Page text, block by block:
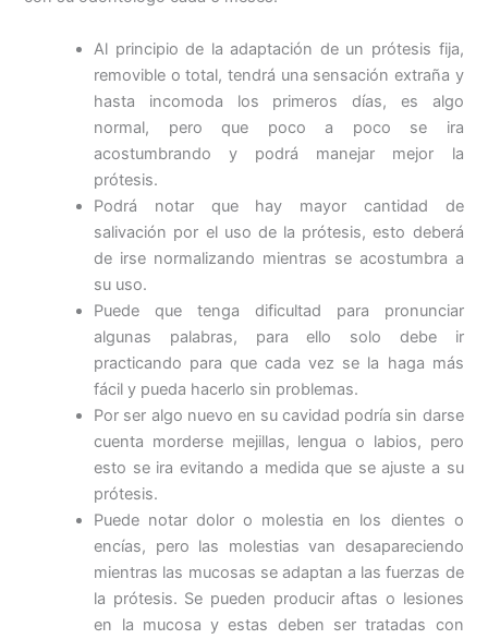
Al principio de la adaptación de un prótesis fija,
removible o total, tendrá una sensación extraña y
hasta incomoda los primeros días, es algo
normal, pero que poco a poco se ira
acostumbrando y podrá manejar mejor la
prótesis.
Podrá notar que hay mayor cantidad de
salivación por el uso de la prótesis, esto deberá
de irse normalizando mientras se acostumbra a
su uso.
Puede que tenga dificultad para pronunciar
algunas palabras, para ello solo debe ir
practicando para que cada vez se la haga más
fácil y pueda hacerlo sin problemas.
Por ser algo nuevo en su cavidad podría sin darse
cuenta morderse mejillas, lengua o labios, pero
esto se ira evitando a medida que se ajuste a su
prótesis.
Puede notar dolor o molestia en los dientes o
encías, pero las molestias van desapareciendo
mientras las mucosas se adaptan a las fuerzas de
la prótesis. Se pueden producir aftas o lesiones
en la mucosa y estas deben ser tratadas con